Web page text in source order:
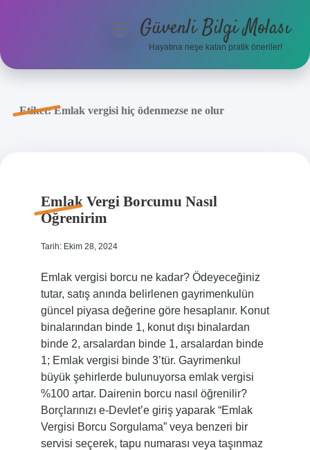
Anasayfa
menüyüGüvenli Bilgi Molası
Hayatına neşe katan pratik öneriler!
Etiket:Emlak vergisi hiç ödenmezse ne olur
Emlak Vergi Borcumu Nasıl
Öğrenirim
Tarih: Ekim 28, 2024
Emlak vergisi borcu ne kadar? Ödeyeceğiniz
tutar, satış anında belirlenen gayrimenkulün
güncel piyasa değerine göre hesaplanır. Konut
binalarından binde 1, konut dışı binalardan
binde 2, arsalardan binde 1, arsalardan binde
1; Emlak vergisi binde 3’tür. Gayrimenkul
büyük şehirlerde bulunuyorsa emlak vergisi
%100 artar. Dairenin borcu nasıl öğrenilir?
Borçlarınızı e-Devlet’e giriş yaparak “Emlak
Vergisi Borcu Sorgulama” veya benzeri bir
servisi seçerek, tapu numarası veya taşınmaz